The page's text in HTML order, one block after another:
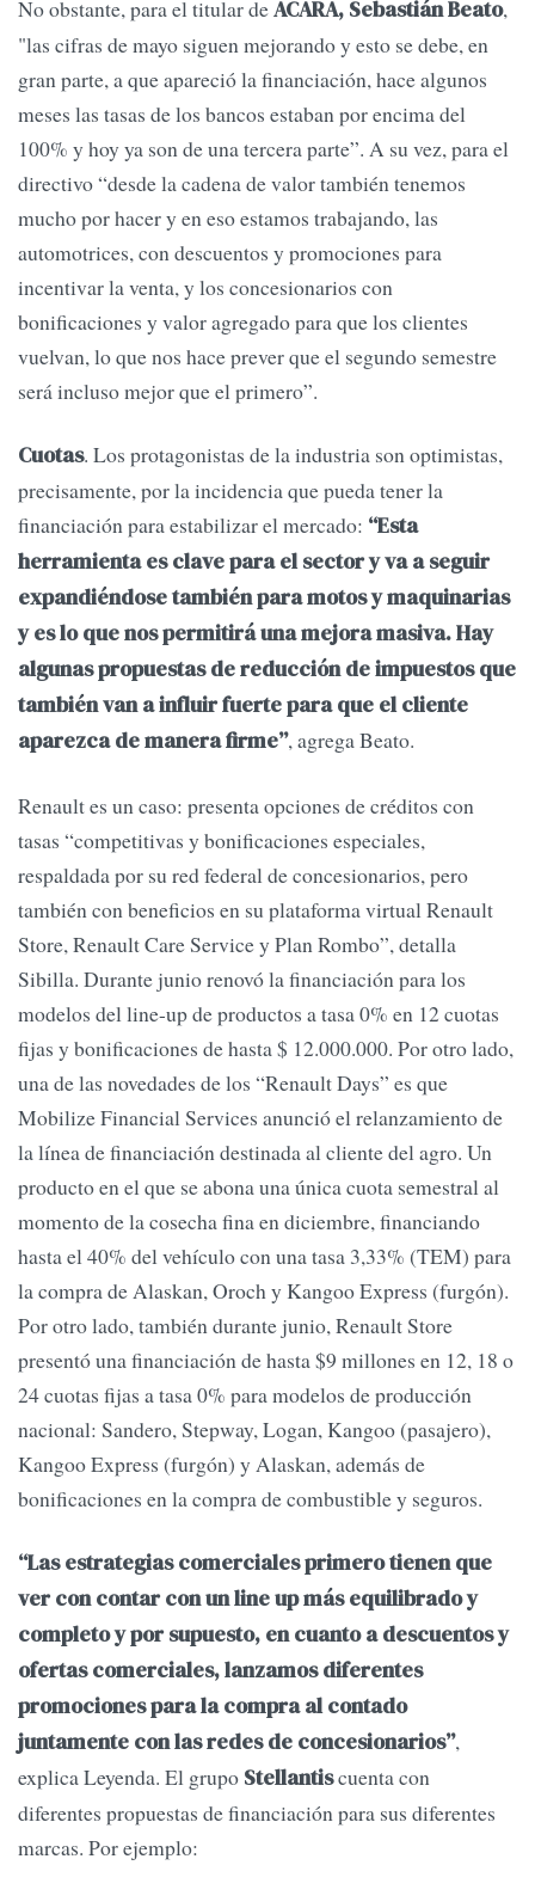
No obstante, para el titular deACARA, Sebastián Beato,
"las cifras de mayo siguen mejorando y esto se debe, en
gran parte, a que apareció la financiación, hace algunos
meses las tasas de los bancos estaban por encima del
100% y hoy ya son de una tercera parte”. A su vez, para el
directivo “desde la cadena de valor también tenemos
mucho por hacer y en eso estamos trabajando, las
automotrices, con descuentos y promociones para
incentivar la venta, y los concesionarios con
bonificaciones y valor agregado para que los clientes
vuelvan, lo que nos hace prever que el segundo semestre
será incluso mejor que el primero”.
Cuotas. Los protagonistas de la industria son optimistas,
precisamente, por la incidencia que pueda tener la
financiación para estabilizar el mercado: “Esta
herramienta es clave para el sector y va a seguir
expandiéndose también para motos y maquinarias
y es lo que nos permitirá una mejora masiva. Hay
algunas propuestas de reducción de impuestos que
también van a influir fuerte para que el cliente
aparezca de manera firme”, agrega Beato.
Renault es un caso: presenta opciones de créditos con
tasas “competitivas y bonificaciones especiales,
respaldada por su red federal de concesionarios, pero
también con beneficios en su plataforma virtual Renault
Store, Renault Care Service y Plan Rombo”, detalla
Sibilla. Durante junio renovó la financiación para los
modelos del line-up de productos a tasa 0% en 12 cuotas
fijas y bonificaciones de hasta $ 12.000.000. Por otro lado,
una de las novedades de los “Renault Days” es que
Mobilize Financial Services anunció el relanzamiento de
la línea de financiación destinada al cliente del agro. Un
producto en el que se abona una única cuota semestral al
momento de la cosecha fina en diciembre, financiando
hasta el 40% del vehículo con una tasa 3,33% (TEM) para
la compra de Alaskan, Oroch y Kangoo Express (furgón).
Por otro lado, también durante junio, Renault Store
presentó una financiación de hasta $9 millones en 12, 18 o
24 cuotas fijas a tasa 0% para modelos de producción
nacional: Sandero, Stepway, Logan, Kangoo (pasajero),
Kangoo Express (furgón) y Alaskan, además de
bonificaciones en la compra de combustible y seguros.
“Las estrategias comerciales primero tienen que
ver con contar con un line up más equilibrado y
completo y por supuesto, en cuanto a descuentos y
ofertas comerciales, lanzamos diferentes
promociones para la compra al contado
juntamente con las redes de concesionarios”,
explica Leyenda. El grupo Stellantiscuenta con
diferentes propuestas de financiación para sus diferentes
marcas. Por ejemplo: